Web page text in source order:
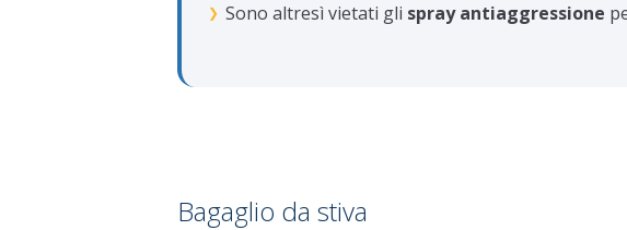
Sono altresì vietati gli spray antiaggressione
Bagaglio da stiva